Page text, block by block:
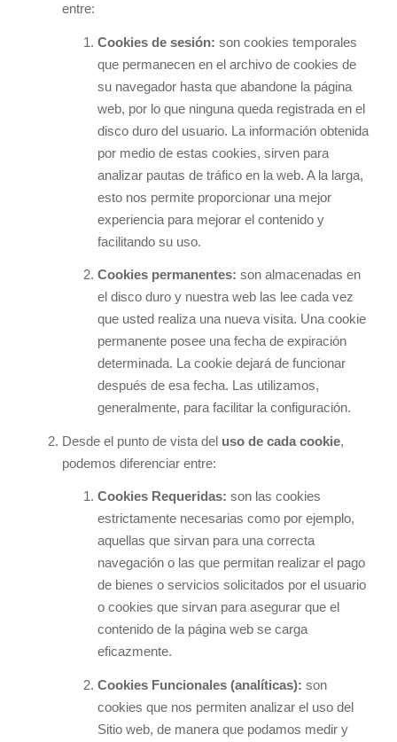
entre:
Cookies de sesión: son cookies temporales
que permanecen en el archivo de cookies de
su navegador hasta que abandone la página
web, por lo que ninguna queda registrada en el
disco duro del usuario. La información obtenida
por medio de estas cookies, sirven para
analizar pautas de tráfico en la web. A la larga,
esto nos permite proporcionar una mejor
experiencia para mejorar el contenido y
facilitando su uso.
Cookies permanentes: son almacenadas en
el disco duro y nuestra web las lee cada vez
que usted realiza una nueva visita. Una cookie
permanente posee una fecha de expiración
determinada. La cookie dejará de funcionar
después de esa fecha. Las utilizamos,
generalmente, para facilitar la configuración.
Desde el punto de vista del uso de cada cookie,
podemos diferenciar entre:
Cookies Requeridas: son las cookies
estrictamente necesarias como por ejemplo,
aquellas que sirvan para una correcta
navegación o las que permitan realizar el pago
de bienes o servicios solicitados por el usuario
o cookies que sirvan para asegurar que el
contenido de la página web se carga
eficazmente.
Cookies Funcionales (analíticas): son
cookies que nos permiten analizar el uso del
Sitio web, de manera que podamos medir y